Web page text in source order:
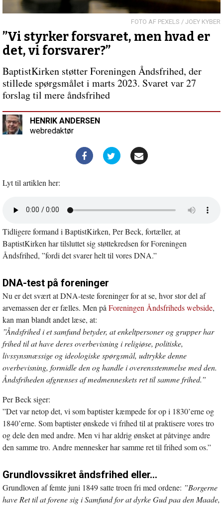
på
og
unge
PEXELS / JOEY KYBER
”Vi styrker forsvaret, men hvad er
det, vi forsvarer?”
BaptistKirken støtter Foreningen Åndsfrihed, der
stillede spørgsmålet i marts 2023. Svaret var 27
forslag til mere åndsfrihed
HENRIK ANDERSEN
webredaktør
Lyt til artiklen her:
nyt
vindue
Tidligere formand i BaptistKirken, Per Beck, fortæller, at
BaptistKirken har tilsluttet sig støttekredsen for Foreningen
Åndsfrihed, ”fordi det svarer helt til vores DNA.”
DNA-test på foreninger
Nu er det svært at DNA-teste foreninger for at se, hvor stor del af
arvemassen der er fælles. Men på Foreningen Åndsfriheds webside,
kan man blandt andet læse, at:
”Åndsfrihed i et samfund betyder, at enkeltpersoner og grupper har
frihed til at have deres overbevisning i religiøse, politiske,
livssynsmæssige og ideologiske spørgsmål, udtrykke denne
overbevisning, formidle den og handle i overensstemmelse med den.
Åndsfriheden afgrænses af medmenneskets ret til samme frihed.”
Per Beck siger:
”Det var netop det, vi som baptister kæmpede for op i 1830’erne og
1840’erne. Som baptister ønskede vi frihed til at praktisere vores tro
og dele den med andre. Men vi har aldrig ønsket at påtvinge andre
den samme tro. Andre mennesker har samme ret til frihed som os.”
Grundlovssikret åndsfrihed eller…
Grundloven af femte juni 1849 satte troen fri med ordene: ”Borgerne
have Ret til at forene sig i Samfund for at dyrke Gud paa den Maade,